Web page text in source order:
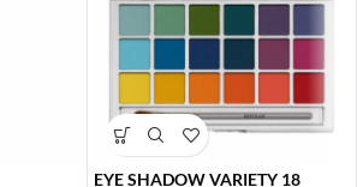
EYE SHADOW VARIETY 18